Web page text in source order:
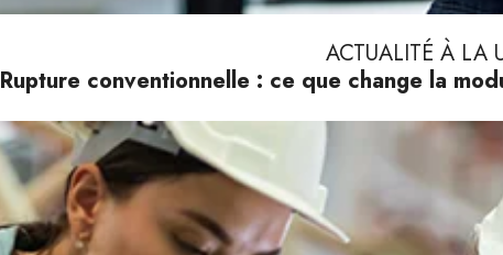
ACTUALITÉ À LA
Rupture conventionnelle : ce que change la